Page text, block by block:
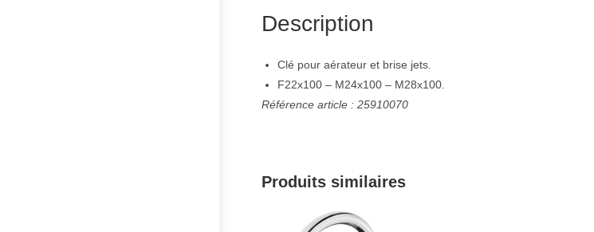
Description
Clé pour aérateur et brise jets.
F22x100 – M24x100 – M28x100.
Référence article : 25910070
Produits similaires